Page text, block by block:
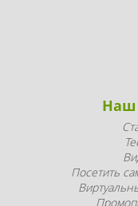
Наш
Посетить